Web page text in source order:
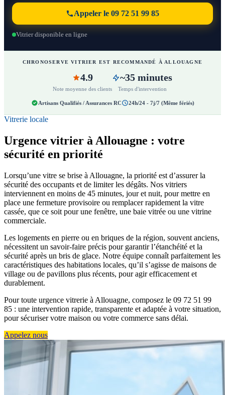
Appeler le 09 72 51 99 85
Vitrier disponible en ligne
CHRONOSERVE VITRIER EST RECOMMANDÉ À ALLOUAGNE
4.9
Note moyenne des clients
~35 minutes
Temps d'intervention
Artisans Qualifiés / Assurances RC 24h/24 - 7j/7 (Même fériés)
Vitrerie locale
Urgence vitrier à Allouagne : votre
sécurité en priorité
Lorsqu’une vitre se brise à Allouagne, la priorité est d’assurer la
sécurité des occupants et de limiter les dégâts. Nos vitriers
interviennent en moins de 45 minutes, jour et nuit, pour mettre en
place une fermeture provisoire ou remplacer rapidement la vitre
cassée, que ce soit pour une fenêtre, une baie vitrée ou une vitrine
commerciale.
Les logements en pierre ou en briques de la région, souvent anciens,
nécessitent un savoir-faire précis pour garantir l’étanchéité et la
sécurité après un bris de glace. Notre équipe connaît parfaitement les
caractéristiques des habitations locales, qu’il s’agisse de maisons de
village ou de pavillons plus récents, pour agir efficacement et
durablement.
Pour toute urgence vitrerie à Allouagne, composez le 09 72 51 99
85 : une intervention rapide, transparente et adaptée à votre situation,
pour sécuriser votre maison ou votre commerce sans délai.
Appelez nous